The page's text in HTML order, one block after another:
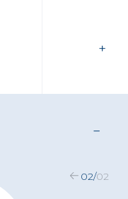
02/02